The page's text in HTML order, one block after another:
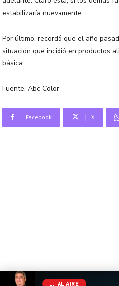
estabilizaría nuevamente.
Por último, recordó que el año
situación que incidió en productos
básica.
Fuente. Abc Color
Facebook X